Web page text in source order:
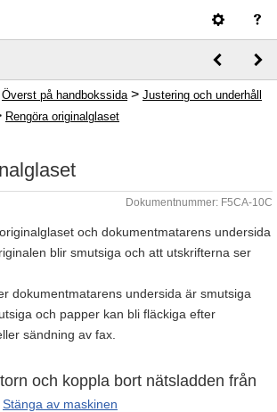
Överst på handbokssida > Justering och underhåll
Rengöra originalglaset
Dokumentnummer: F5CA-10C
och dokumentmatarens undersida
blir smutsiga och att utskrifterna ser
dokumentmatarens undersida är smutsiga
och papper kan bli fläckiga efter
sändning av fax.
och koppla bort nätsladden från
Stänga av maskinen